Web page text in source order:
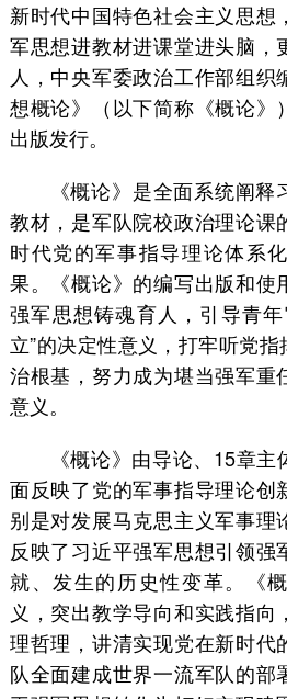
新时代中国特色社会主义思想
军思想进教材进课堂进头脑，
人，中央军委政治工作部组织
想概论》（以下简称《概论》
出版发行。
《概论》是全面系统阐释
教材，是军队院校政治理论课
时代党的军事指导理论体系
果。《概论》的编写出版和使
强军思想铸魂育人，引导青
立”的决定性意义，打牢听党
治根基，努力成为堪当强军重
意义。
《概论》由导论、15章主
面反映了党的军事指导理论创
别是对发展马克思主义军事理
反映了习近平强军思想引领强
就、发生的历史性变革。《
义，突出教学导向和实践指向
理哲理，讲清实现党在新时代
队全面建成世界一流军队的部